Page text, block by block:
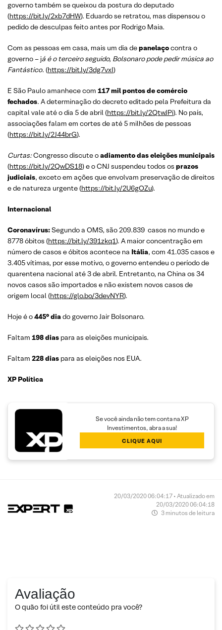
governo também se queixou da postura do deputado
(https://bit.ly/2xb7dHW). Eduardo se retratou, mas dispensou o
pedido de desculpas feito antes por Rodrigo Maia.
Com as pessoas em casa, mais um dia depanelaçocontra o
governo – já é o terceiro seguido, Bolsonaro pode pedir música ao
Fantástico. (https://bit.ly/3dg7vxI)
E São Paulo amanhece com 117 mil pontos de comércio
fechados. A determinação do decreto editado pela Prefeitura da
capital vale até o dia 5 de abril (https://bit.ly/2QtwJPi). No país,
associações falam em cortes de até 5 milhões de pessoas
(https://bit.ly/2J44brG).
Curtas:Congresso discute oadiamento das eleições municipais
(https://bit.ly/2QwDS18) e o CNJ suspendeu todos os prazos
judiciais, exceto em ações que envolvam preservação de direitos
e de natureza urgente (https://bit.ly/2U6gOZu).
Internacional
Coronavírus:Segundo a OMS, são 209.839 casos no mundo e
8778 óbitos (https://bit.ly/391zkq1). A maior concentração em
número de casos e óbitos acontece na Itália, com 41.035 casos e
3.405 vítimas, por esse motivo, o governo entendeu o período de
quarentena nacional até 3 de abril. Entretanto, na China os 34
novos casos são importados e não existem novos casos de
origem local (https://glo.bo/3devNYR).
Hoje é o445° diado governo Jair Bolsonaro.
Faltam 198 dias para as eleições municipais.
Faltam 228 dias para as eleições nos EUA.
XP Política
Se você ainda não tem conta na XP
Investimentos, abra a sua!
CLIQUE AQUI
20/03/2020 06:04:17 • Atualizado em
20/03/2020 06:04:18
3 minutos de leitura
Avaliação
O quão foi útil este conteúdo pra você?